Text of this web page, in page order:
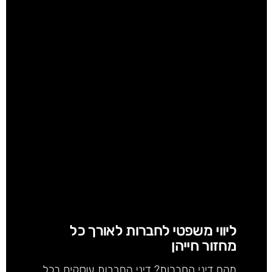
ליווי משפטי לחברות לאורך כל
מחזור חייהן